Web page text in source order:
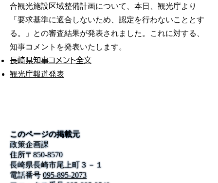
合観光施設区域整備計画について、本日、観光庁より
「要求基準に適合しないため、認定を行わないこととす
る。」との審査結果が発表されました。これに対する、
知事コメントを発表いたします。
長崎県知事コメント全文
観光庁報道発表
このページの掲載元
政策企画課
住所〒850-8570
長崎県長崎市尾上町３－１
電話番号 095-895-2073